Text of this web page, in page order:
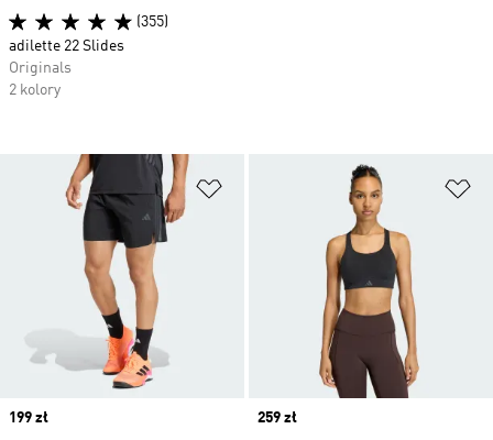
Dodaj do listy życzeń
Price
199 zł
Price
259 zł
(355)
adilette 22 Slides
Originals
2 kolory